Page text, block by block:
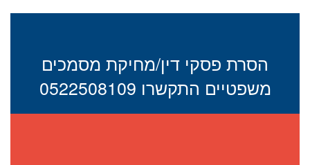
הסרת פסקי דין/מחיקת מסמכים
משפטיים התקשרו 0522508109